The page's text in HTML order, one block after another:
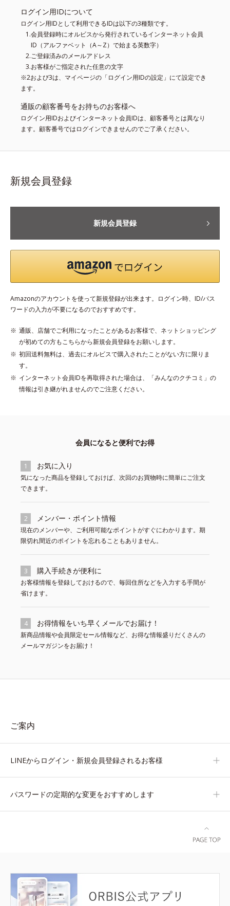
ログイン用IDについて
ログイン用IDとして利用できるIDは以下の3種類です。
会員登録時にオルビスから発行されているインターネット会員
ID（アルファベット（A～Z）で始まる英数字）
ご登録済みのメールアドレス
お客様がご指定された任意の文字
※2および3は、マイページの「ログイン用IDの設定」にて設定でき
ます。
通販の顧客番号をお持ちのお客様へ
ログイン用IDおよびインターネット会員IDは、顧客番号とは異なり
ます。顧客番号ではログインできませんのでご了承ください。
新規会員登録
新規会員登録
Amazonのアカウントを使って新規登録が出来ます。ログイン時、ID/パス
ワードの入力が不要になるのでおすすめです。
通販、店舗でご利用になったことがあるお客様で、ネットショッピング
が初めての方もこちらから新規会員登録をお願いします。
初回送料無料は、過去にオルビスで購入されたことがない方に限りま
す。
インターネット会員IDを再取得された場合は、「みんなのクチコミ」の
情報は引き継がれませんのでご注意ください。
会員になると便利でお得
1 お気に入り
気になった商品を登録しておけば、次回のお買物時に簡単にご注文
できます。
2 メンバー・ポイント情報
現在のメンバーや、ご利用可能なポイントがすぐにわかります。期
限切れ間近のポイントを忘れることもありません。
3 購入手続きが便利に
お客様情報を登録しておけるので、毎回住所などを入力する手間が
省けます。
4 お得情報をいち早くメールでお届け！
新商品情報や会員限定セール情報など、お得な情報盛りだくさんの
メールマガジンをお届け！
ご案内
LINEからログイン・新規会員登録されるお客様
パスワードの定期的な変更をおすすめします